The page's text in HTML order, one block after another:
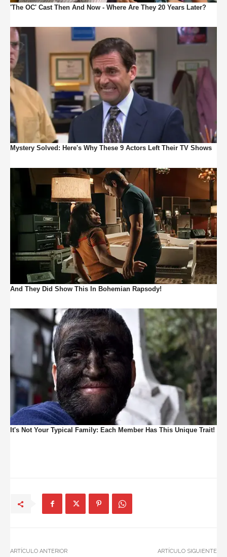
ARTÍCULO ANTERIOR ARTÍCULO SIGUIENTE